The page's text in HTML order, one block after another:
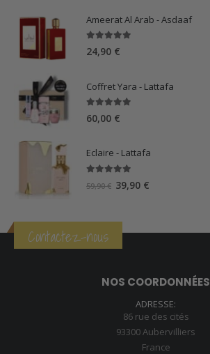
Ameerat Al Arab - Asdaaf
5.00sur 5
24,90 €
Coffret Yara - Lattafa
5.00sur 5
60,00 €
Eclaire - Lattafa
59,90€ Le
39,90 €
Contactez-nous
NOS COORDONNÉES
ADRESSE:
86 rue des cités
93300 Aubervilliers
France